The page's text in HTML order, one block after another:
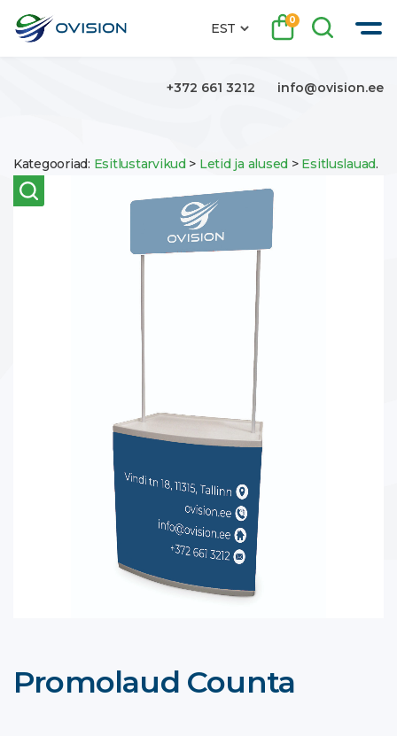
EST
0
+372 661 3212 info@ovision.ee
Kategooriad: Esitlustarvikud> Letid ja alused > Esitluslauad.
Promolaud Counta